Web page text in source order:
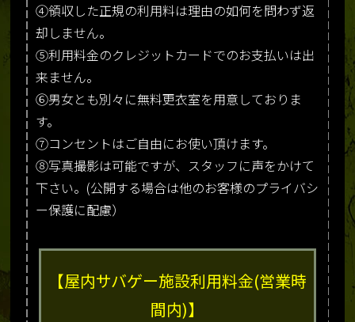
④領収した正規の利用料は理由の如何を問わず返
却しません。
⑤利用料金のクレジットカードでのお支払いは出
来ません。
⑥男女とも別々に無料更衣室を用意しておりま
す。
⑦コンセントはご自由にお使い頂けます。
⑧写真撮影は可能ですが、スタッフに声をかけて
下さい。(公開する場合は他のお客様のプライバシ
ー保護に配慮）
【屋内サバゲー施設利用料金(営業時
間内)】